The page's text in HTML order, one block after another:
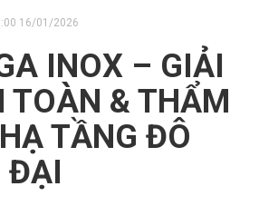
16/01/2026
INOX – GIẢI
TOÀN & THẨM
TẦNG ĐÔ
ĐẠI